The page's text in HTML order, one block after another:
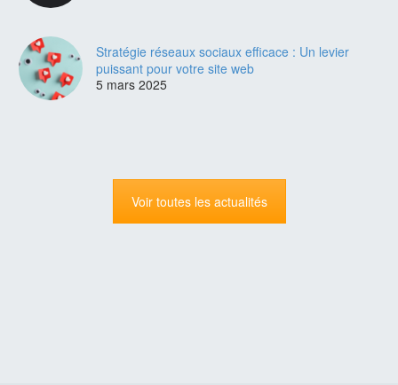
Stratégie réseaux sociaux efficace : Un levier
puissant pour votre site web
5 mars 2025
Voir toutes les actualités